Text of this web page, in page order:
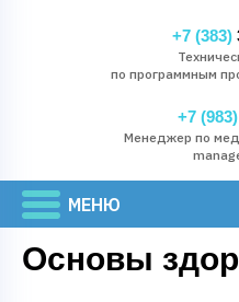
+7 (383)
по программным
+7 (983)
Менеджер по
Основы